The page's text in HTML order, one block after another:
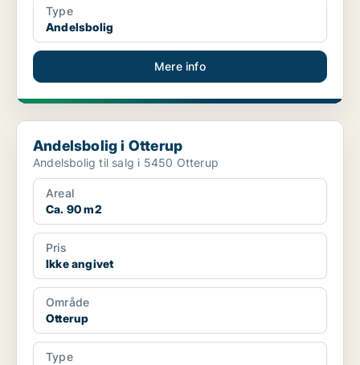
Type
Andelsbolig
Mere info
Andelsbolig i Otterup
Andelsbolig i Otterup
Andelsbolig til salg i 5450 Otterup
Areal
Ca. 90 m2
Pris
Ikke angivet
Område
Otterup
Type